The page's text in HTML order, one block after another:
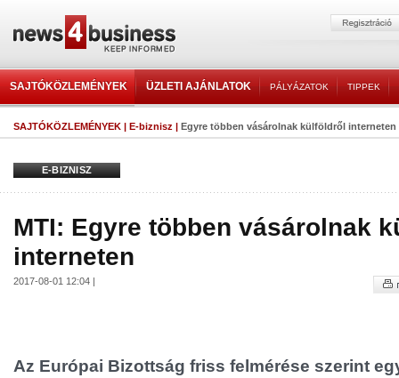
SAJTÓKÖZLEMÉNYEK ÜZLETI AJÁNLATOK PÁLYÁZATOK TIPPEK
SAJTÓKÖZLEMÉNYEK | E-biznisz | Egyre többen vásárolnak külföldről interneten
E-BIZNISZ
MTI: Egyre többen vásárolnak
interneten
2017-08-01 12:04 |
Az Európai Bizottság friss felmérése szerint